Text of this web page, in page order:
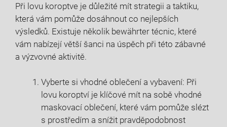
Při lovu koroptve je důležité mít strategii a⁢ taktiku,
která vám pomůže dosáhnout co nejlepších
⁢výsledků. ⁤Existuje několik bewährter técnic, které
‍vám nabízejí větší šanci na úspěch při této zábavné
a výzvovné ⁤aktivitě.
Vyberte​ si⁤ vhodné oblečení ⁢a vybavení: Při
lovu koroptví je klíčové mít na sobě vhodné
maskovací oblečení, které vám pomůže slézt
s prostředím a snížit pravděpodobnost